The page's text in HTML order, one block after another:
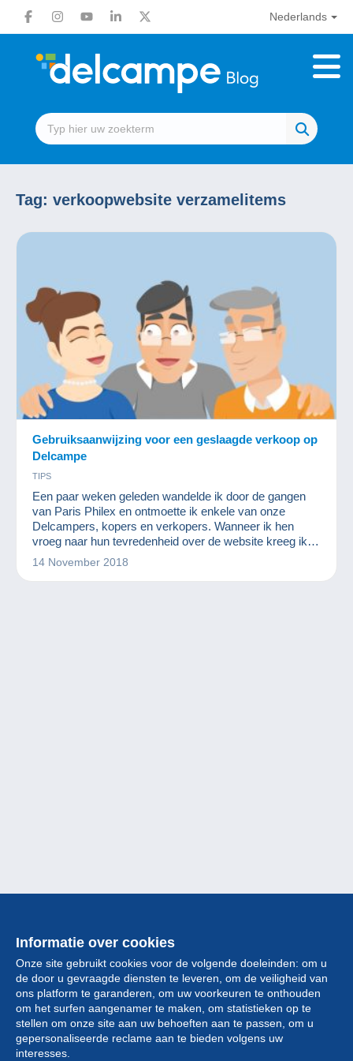
Nederlands
Tag: verkoopwebsite verzamelitems
Gebruiksaanwijzing voor een geslaagde verkoop op
Delcampe
TIPS
Een paar weken geleden wandelde ik door de gangen
van Paris Philex en ontmoette ik enkele van onze
Delcampers, kopers en verkopers. Wanneer ik hen
vroeg naar hun tevredenheid over de website kreeg ik
vaak een "Ja, over het algemeen tevreden maar... met
14 November 2018
Informatie over cookies
Onze site gebruikt cookies voor de volgende doeleinden: om u
de door u gevraagde diensten te leveren, om de veiligheid van
ons platform te garanderen, om uw voorkeuren te onthouden
om het surfen aangenamer te maken, om statistieken op te
stellen om onze site aan uw behoeften aan te passen, om u
gepersonaliseerde reclame aan te bieden volgens uw
interesses.
Collectie